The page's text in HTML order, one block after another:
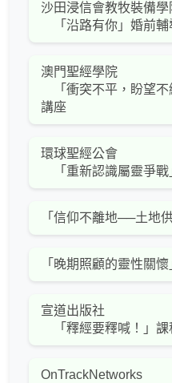
沙田浸信會教牧裝備學
「沿路有你」婚前輔
澳門聖經學院
「衝突不平，盼望不
講座
環球聖經公會
「重新認識屬靈爭戰
「信仰不離地──土地
「晚期照顧的靈性關
宣道出版社
「釋經要釋喊！」課
OnTrackNetworks